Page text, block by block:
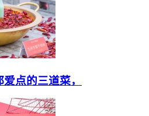
点的三道菜，